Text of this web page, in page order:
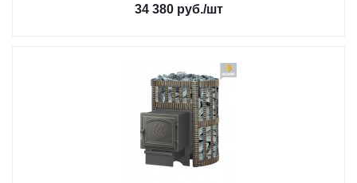
34 380 руб./шт